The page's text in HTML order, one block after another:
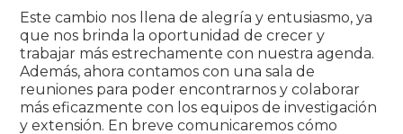
Este cambio nos llena de alegría y entusiasmo, ya
que nos brinda la oportunidad de crecer y
trabajar más estrechamente con nuestra agenda.
Además, ahora contamos con una sala de
reuniones para poder encontrarnos y colaborar
más eficazmente con los equipos de investigación
y extensión. En breve comunicaremos cómo